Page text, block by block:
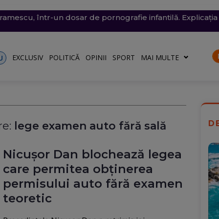
de energie, fără efect: Miercuri, la momentul
exploziv a perturbat traficul pe aeroportul Leipzig, un
către Ucraina. Rusia, principalul suspect
într-un dosar de pornografie infantilă.
în dreptul unei plaje din Mamaia (Video). Aparatul
lui Nicușor Dan, și-a publicat declarațiile de avere
are la Dacia
EXCLUSIV POLITICĂ OPINII SPORT MAI MULTE
lege examen auto fără sală
Nicușor Dan blochează legea
care permitea obținerea
permisului auto fără examen
teoretic